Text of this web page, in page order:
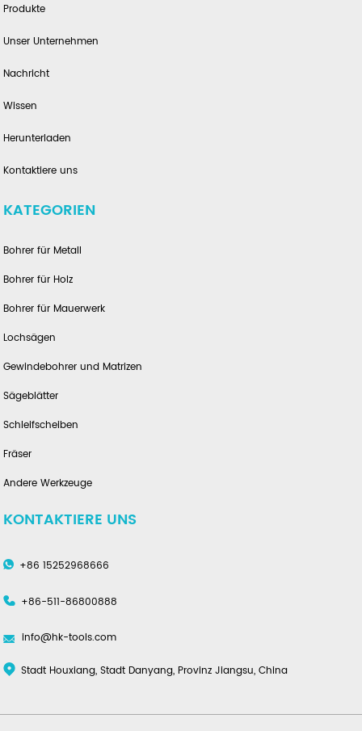
Produkte
Unser Unternehmen
Nachricht
Wissen
Herunterladen
Kontaktiere uns
KATEGORIEN
Bohrer für Metall
Bohrer für Holz
Bohrer für Mauerwerk
Lochsägen
Gewindebohrer und Matrizen
Sägeblätter
Schleifscheiben
Fräser
Andere Werkzeuge
KONTAKTIERE UNS
+86 15252968666
+86-511-86800888
info@hk-tools.com
Stadt Houxiang, Stadt Danyang, Provinz Jiangsu, China